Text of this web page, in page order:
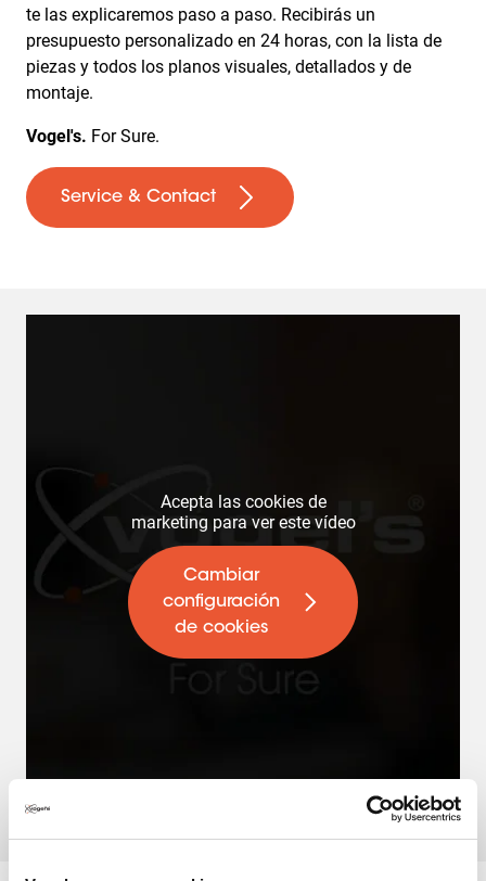
te las explicaremos paso a paso. Recibirás un
presupuesto personalizado en 24 horas, con la lista de
piezas y todos los planos visuales, detallados y de
montaje.
Vogel's. For Sure.
Service & Contact
Acepta las cookies de
marketing para ver este vídeo
Cambiar
configuración
de cookies